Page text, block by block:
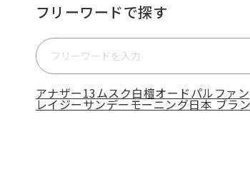
フリーワードで探す
アナザー13ムスク白檀オードパルファン
レイジーサンデーモーニング日本 ブラ